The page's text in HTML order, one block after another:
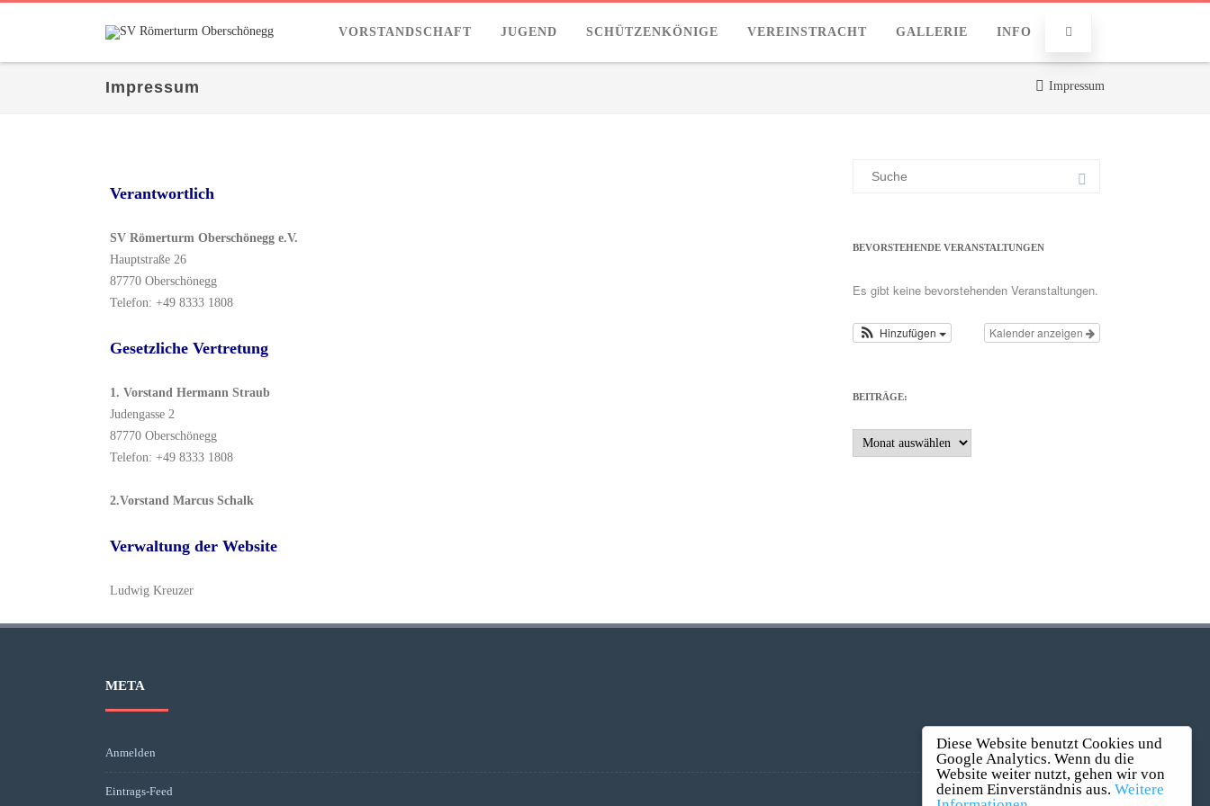
VORSTANDSCHAFT JUGEND SCHÜTZENKÖNIGE VEREINSTRACHT GALLERIE INFO
Impressum Impressum
Verantwortlich
SV Römerturm Oberschönegg e.V.
Hauptstraße 26
87770 Oberschönegg
Telefon: +49 8333 1808
Gesetzliche Vertretung
1. Vorstand Hermann Straub
Judengasse 2
87770 Oberschönegg
Telefon: +49 8333 1808
2.Vorstand Marcus Schalk
Verwaltung der Website
Ludwig Kreuzer
BEVORSTEHENDE VERANSTALTUNGEN
Es gibt keine bevorstehenden Veranstaltungen.
Kalender anzeigen
Hinzufügen
BEITRÄGE:
META
Anmelden
Eintrags-Feed
Diese Website benutzt Cookies und
Google Analytics. Wenn du die
Website weiter nutzt, gehen wir von
deinem Einverständnis aus. Weitere